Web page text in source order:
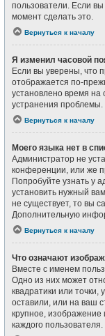
пользователи. Если
момент сделать это.
Вернуться к началу
Я изменил часовой
Если вы уверены, что
отображается по-
установлено время на
устранения проблемы.
Вернуться к началу
Моего языка нет в
Администратор не
конференции, или же
Попробуйте узнать у
установить нужный
не существует, то вы
Дополнительную
Вернуться к началу
Что означают
Вместе с именем
Одно из них может
квадратики или
оставили, или на ваш
крупное, изображение
каждого пользователя.